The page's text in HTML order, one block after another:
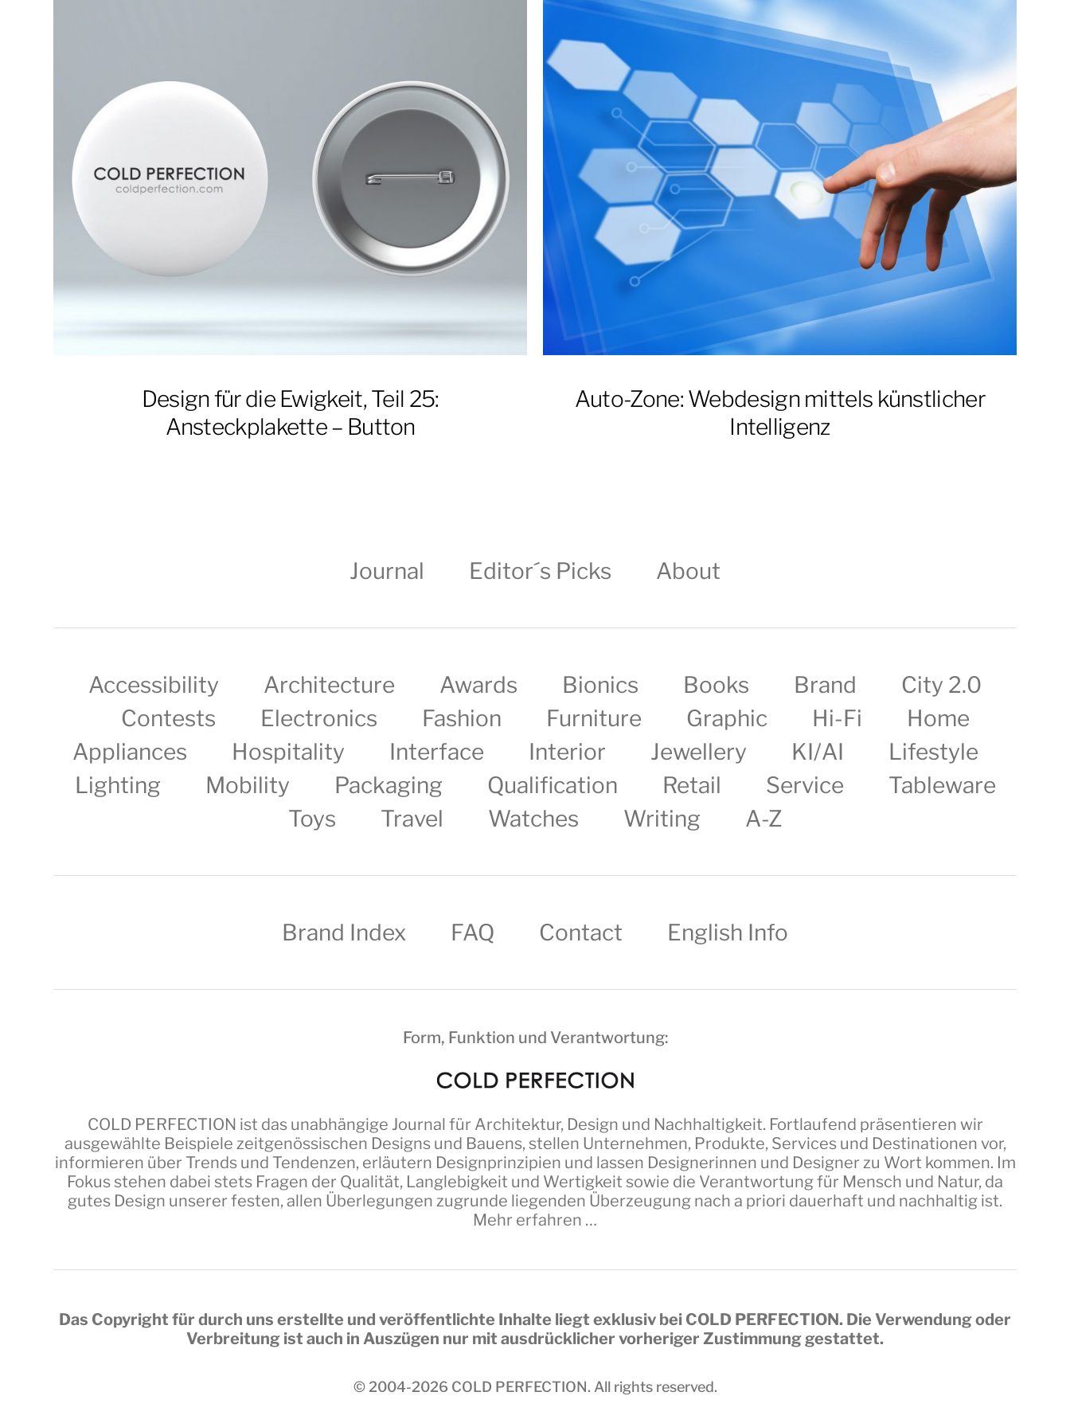
Design für die Ewigkeit, Teil 25:
Ansteckplakette – Button
Auto-Zone: Webdesign mittels künstlicher
Intelligenz
Journal Editor´s Picks About
Accessibility Architecture Awards Bionics Books Brand
City 2.0
Contests
Electronics Fashion Furniture Graphic Hi-Fi
Home
Appliances
Hospitality Interface Interior Jewellery KI/AI
Lifestyle
Lighting
Mobility Packaging Qualification Retail Service
Tableware
Toys
Travel Watches Writing A-Z
Brand Index FAQ Contact English Info
Form, Funktion und Verantwortung:
COLD PERFECTION ist das unabhängige Journal für Architektur, Design und Nachhaltigkeit. Fortlaufend präsentieren wir
ausgewählte Beispiele zeitgenössischen Designs und Bauens, stellen Unternehmen, Produkte, Services und Destinationen vor,
informieren über Trends und Tendenzen, erläutern Designprinzipien und lassen Designerinnen und Designer zu Wort kommen. Im
Fokus stehen dabei stets Fragen der Qualität, Langlebigkeit und Wertigkeit sowie die Verantwortung für Mensch und Natur, da
gutes Design unserer festen, allen Überlegungen zugrunde liegenden Überzeugung nach a priori dauerhaft und nachhaltig ist.
Mehr erfahren …
Das Copyright für durch uns erstellte und veröffentlichte Inhalte liegt exklusiv bei COLD PERFECTION. Die Verwendung oder
Verbreitung ist auch in Auszügen nur mit ausdrücklicher vorheriger Zustimmung gestattet.
© 2004-2026 COLD PERFECTION. All rights reserved.